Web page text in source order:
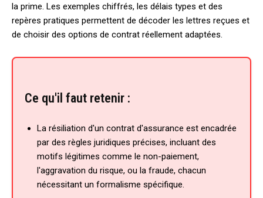
la prime. Les exemples chiffrés, les délais types et des
repères pratiques permettent de décoder les lettres reçues et
de choisir des options de contrat réellement adaptées.
Ce qu'il faut retenir :
La résiliation d'un contrat d'assurance est encadrée
par des règles juridiques précises, incluant des
motifs légitimes comme le non-paiement,
l'aggravation du risque, ou la fraude, chacun
nécessitant un formalisme spécifique.